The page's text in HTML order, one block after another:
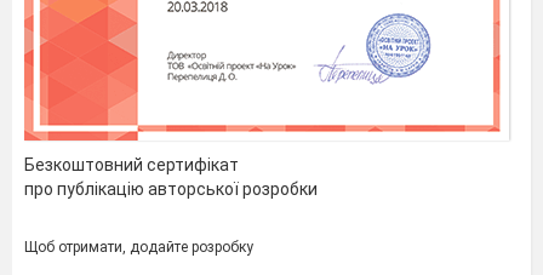
Безкоштовний сертифікат
про публікацію авторської розробки
Щоб отримати, додайте розробку